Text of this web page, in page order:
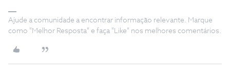
Ajude a comunidade a encontrar informação relevante. Marque
como "Melhor Resposta" e faça "Like" nos melhores comentários.